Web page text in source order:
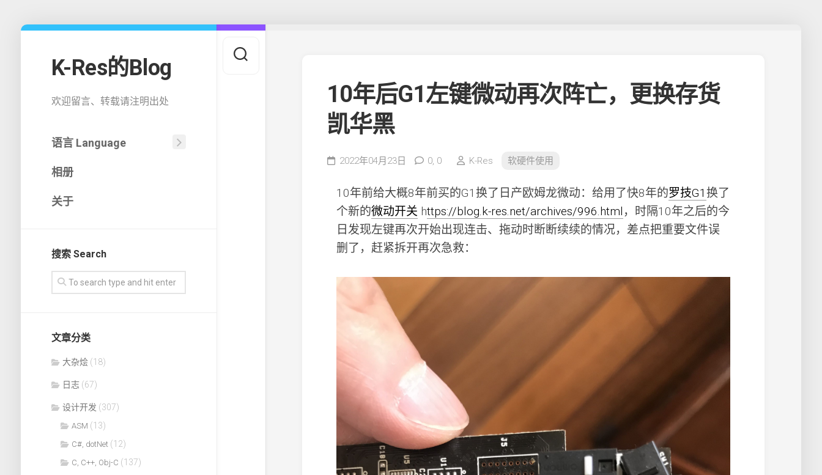
K-Res的Blog
欢迎留言、转载请注明出处
语言 Language
相册
关于
搜索 Search
文章分类
大杂烩 (18)
日志(67)
设计开发 (307)
ASM (13)
C#, dotNet(12)
C, C++, Obj-C (137)
10年后G1左键微动再次阵亡，更换存货
凯华黑
2022年04月23日 0, 0 K-Res 软硬件使用
10年前给大概8年前买的G1换了日产欧姆龙微动：给用了快8年的罗技G1 换了
个新的微动开关 https://blog.k-res.net/archives/996.html ，时隔10年之后的今
日发现左键再次开始出现连击、拖动时断断续续的情况，差点把重要文件误
删了，赶紧拆开再次急救：